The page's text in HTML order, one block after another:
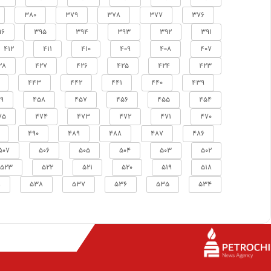
376
377
378
379
380
391
392
393
394
395
407
408
409
410
411
412
423
424
425
426
427
439
440
441
442
443
454
455
456
457
458
470
471
472
473
474
486
487
488
489
490
502
503
504
505
506
518
519
520
521
522
523
534
535
536
537
538